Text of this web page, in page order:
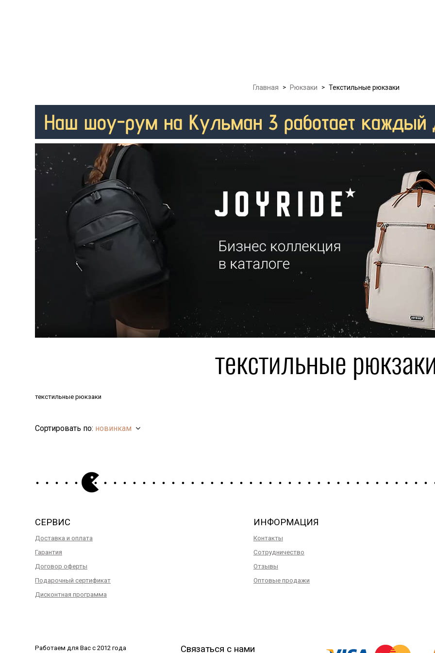
Главная > Рюкзаки > Текстильные рюкзаки
текстильные
текстильные рюкзаки
Сортировать по: новинкам
СЕРВИС
Доставка и оплата
Гарантия
Договор оферты
Подарочный сертификат
Дисконтная программа
ИНФОРМАЦИЯ
Контакты
Сотрудничество
Отзывы
Оптовые продажи
Работаем для Вас с 2012 года Связаться с нами